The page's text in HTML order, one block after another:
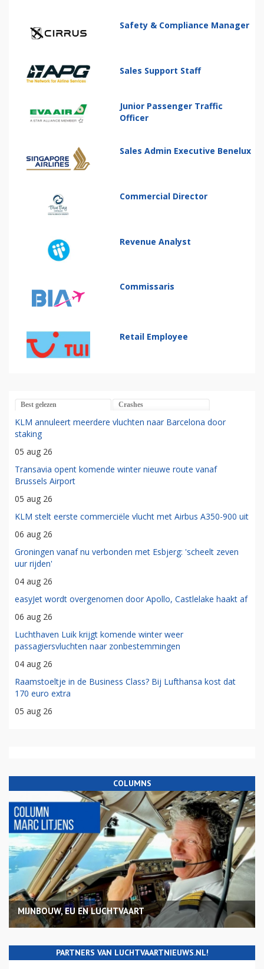
Safety & Compliance Manager
Sales Support Staff
Junior Passenger Traffic
Officer
Sales Admin Executive Benelux
Commercial Director
Revenue Analyst
Commissaris
Retail Employee
Best gelezen Crashes
KLM annuleert meerdere vluchten naar Barcelona door
staking
05 aug 26
Transavia opent komende winter nieuwe route vanaf
Brussels Airport
05 aug 26
KLM stelt eerste commerciële vlucht met Airbus A350-900 uit
06 aug 26
Groningen vanaf nu verbonden met Esbjerg: 'scheelt zeven
uur rijden'
04 aug 26
easyJet wordt overgenomen door Apollo, Castlelake haakt af
06 aug 26
Luchthaven Luik krijgt komende winter weer
passagiersvluchten naar zonbestemmingen
04 aug 26
Raamstoeltje in de Business Class? Bij Lufthansa kost dat
170 euro extra
05 aug 26
COLUMNS
MIJNBOUW, EU EN LUCHTVAART
PARTNERS VAN LUCHTVAARTNIEUWS.NL!